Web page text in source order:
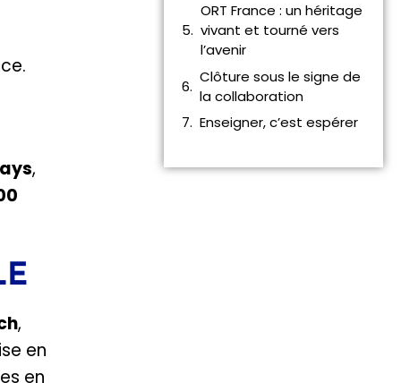
,
,
en
en
ORT France : un héritage
vivant et tourné vers
l’avenir
Clôture sous le signe de
la collaboration
Enseigner, c’est espérer